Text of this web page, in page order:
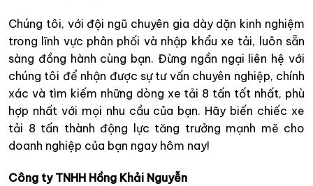
Chúng tôi, với đội ngũ chuyên gia dày dặn kinh nghiệm
trong lĩnh vực phân phối và nhập khẩu xe tải, luôn sẵn
sàng đồng hành cùng bạn. Đừng ngần ngại liên hệ với
chúng tôi để nhận được sự tư vấn chuyên nghiệp, chính
xác và tìm kiếm những dòng xe tải 8 tấn tốt nhất, phù
hợp nhất với mọi nhu cầu của bạn. Hãy biến chiếc xe
tải 8 tấn thành động lực tăng trưởng mạnh mẽ cho
doanh nghiệp của bạn ngay hôm nay!
Công ty TNHH Hồng Khải Nguyễn